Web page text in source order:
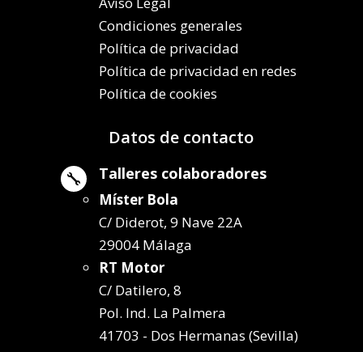
Condiciones generales
Política de privacidad
Política de privacidad en redes
Política de cookies
Datos de contacto
 Talleres colaboradores
Míster Bola
C/ Diderot, 9 Nave 22A
29004 Málaga
RT Motor
C/ Datilero, 8
Pol. Ind. La Palmera
41703 - Dos Hermanas (Sevilla)